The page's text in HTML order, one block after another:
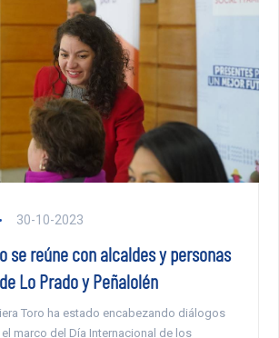
30-10-2023
se reúne con alcaldes y personas
Lo Prado y Peñalolén
Toro ha estado encabezando diálogos
marco del Día Internacional de los